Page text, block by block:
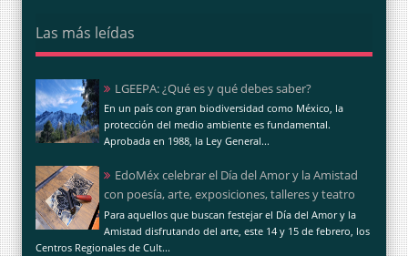
Las más leídas
LGEEPA: ¿Qué es y qué debes saber?
En un país con gran biodiversidad como México, la
protección del medio ambiente es fundamental.
Aprobada en 1988, la Ley General...
EdoMéx celebrar el Día del Amor y la Amistad
con poesía, arte, exposiciones, talleres y teatro
Para aquellos que buscan festejar el Día del Amor y la
Amistad disfrutando del arte, este 14 y 15 de febrero, los
Centros Regionales de Cult...